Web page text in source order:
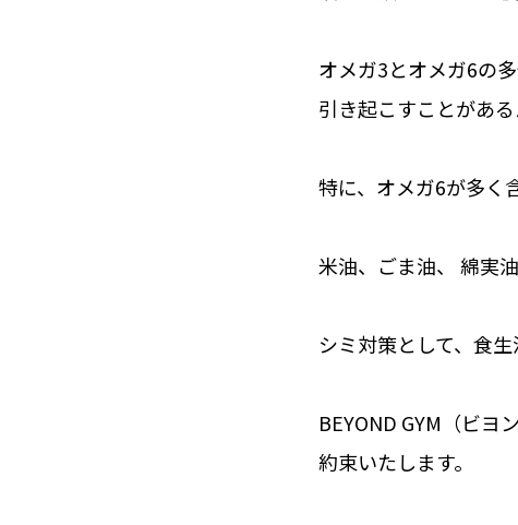
オメガ3とオメガ6の
引き起こすことがある
特に、オメガ6が多く
米油、ごま油、 綿実
シミ対策として、食
BEYOND GYM（ビ
約束いたします。